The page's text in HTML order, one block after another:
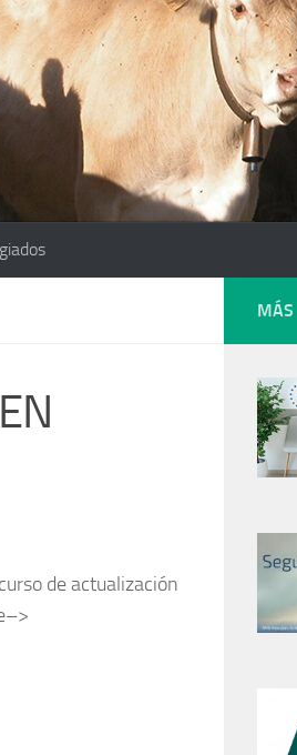
de actualización
MÁS